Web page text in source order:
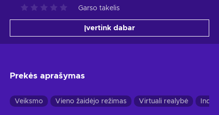
Garso takelis
Įvertink dabar
Prekės aprašymas
Veiksmo Vieno žaidėjo režimas Virtuali realybė Indie